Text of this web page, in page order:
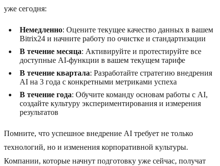
уже сегодня:
Немедленно: Оцените текущее качество данных в вашем
Bitrix24 и начните работу по очистке и стандартизации
В течение месяца: Активируйте и протестируйте все
доступные AI-функции в вашем текущем тарифе
В течение квартала: Разработайте стратегию внедрения
AI на 3 года с конкретными метриками успеха
В течение года: Обучите команду основам работы с AI,
создайте культуру экспериментирования и измерения
результатов
Помните, что успешное внедрение AI требует не только
технологий, но и изменения корпоративной культуры.
Компании, которые начнут подготовку уже сейчас, получат